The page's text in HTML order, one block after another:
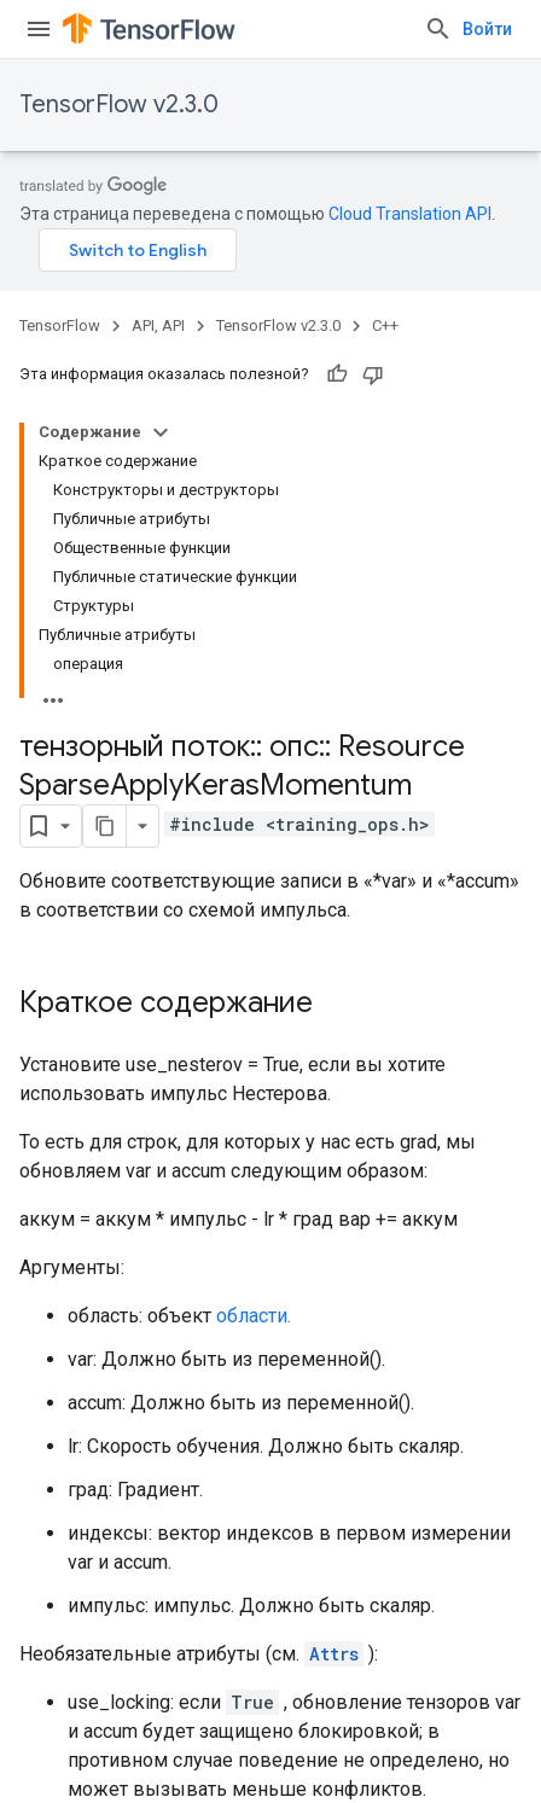
Войти
TensorFlow v2.3.0
Эта страница переведена с помощью Cloud Translation API
TensorFlow API, API TensorFlow v2.3.0 C++
Эта информация оказалась полезной?
Содержание
Краткое содержание
Конструкторы и деструкторы
Публичные атрибуты
Общественные функции
Публичные статические функции
Структуры
Публичные атрибуты
операция
тензорный поток:: опс:: Resource
SparseApplyKerasMomentum
#include <training_ops.h>
Обновите соответствующие записи в «*var» и «*accum»
в соответствии со схемой импульса.
Краткое содержание
Установите use_nesterov = True, если вы хотите
использовать импульс Нестерова.
То есть для строк, для которых у нас есть grad, мы
обновляем var и accum следующим образом:
аккум = аккум * импульс - lr * град вар += аккум
Аргументы:
область: объект области.
var: Должно быть из переменной().
accum: Должно быть из переменной().
lr: Скорость обучения. Должно быть скаляр.
град: Градиент.
индексы: вектор индексов в первом измерении
var и accum.
импульс: импульс. Должно быть скаляр.
Необязательные атрибуты (см. Attrs ):
use_locking: если True , обновление тензоров var
и accum будет защищено блокировкой; в
противном случае поведение не определено, но
может вызывать меньше конфликтов.